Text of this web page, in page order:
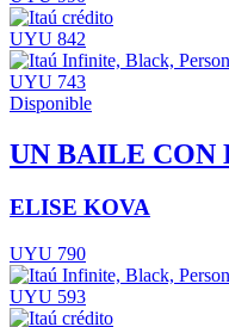
UYU 842
UYU 743
Disponible
UN BAILE CON
ELISE KOVA
UYU 790
UYU 593